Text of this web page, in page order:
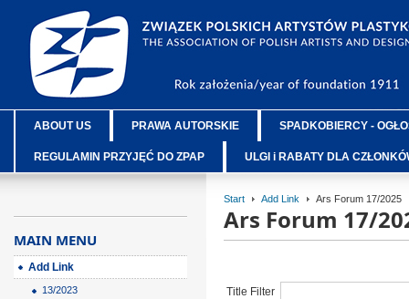
ABOUT US PRAWA AUTORSKIE SPADKOBIERCY -
REGULAMIN PRZYJĘĆ DO ZPAP ULGI i RABATY DLA
Start Add Link Ars Forum 17/2025
Ars Forum 17/
Title Filter
MAIN MENU
Add Link
13/2023